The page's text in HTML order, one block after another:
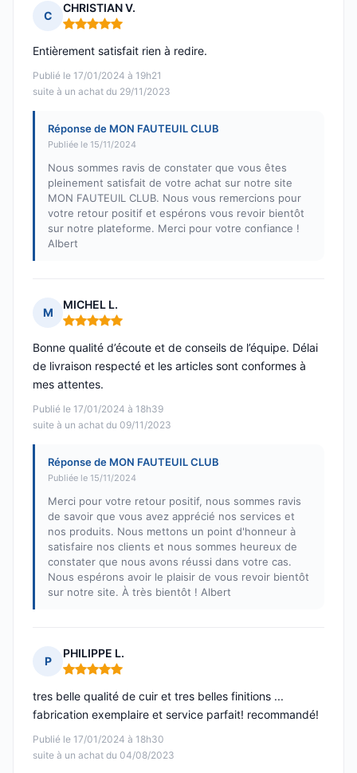
C
CHRISTIAN V.
Note : 5 sur 5
Publié le 17/01/2024 à 19h21
suite à un achat du 29/11/2023
Entièrement satisfait rien à redire.
Réponse de MON FAUTEUIL CLUB
Publiée le 15/11/2024
Nous sommes ravis de constater que vous êtes
pleinement satisfait de votre achat sur notre site
MON FAUTEUIL CLUB. Nous vous remercions pour
votre retour positif et espérons vous revoir bientôt
sur notre plateforme. Merci pour votre confiance !
Albert
M
MICHEL L.
Note : 5 sur 5
Publié le 17/01/2024 à 18h39
suite à un achat du 09/11/2023
Bonne qualité d’écoute et de conseils de l’équipe. Délai
de livraison respecté et les articles sont conformes à
mes attentes.
Réponse de MON FAUTEUIL CLUB
Publiée le 15/11/2024
Merci pour votre retour positif, nous sommes ravis
de savoir que vous avez apprécié nos services et
nos produits. Nous mettons un point d'honneur à
satisfaire nos clients et nous sommes heureux de
constater que nous avons réussi dans votre cas.
Nous espérons avoir le plaisir de vous revoir bientôt
sur notre site. À très bientôt ! Albert
P
PHILIPPE L.
Note : 5 sur 5
Publié le 17/01/2024 à 18h30
suite à un achat du 04/08/2023
tres belle qualité de cuir et tres belles finitions ...
fabrication exemplaire et service parfait! recommandé!